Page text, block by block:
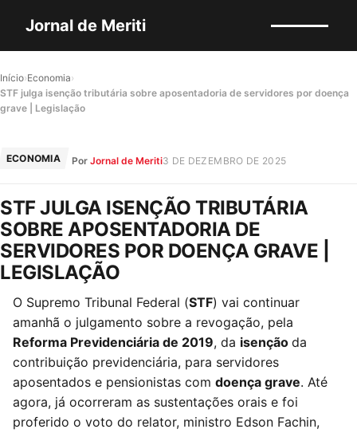
Jornal de Meriti
Início›Economia›
STF julga isenção tributária sobre aposentadoria de servidores por doença
grave | Legislação
ECONOMIA Por Jornal de Meriti3 DE DEZEMBRO DE 2025
STF JULGA ISENÇÃO TRIBUTÁRIA
SOBRE APOSENTADORIA DE
SERVIDORES POR DOENÇA GRAVE |
LEGISLAÇÃO
O Supremo Tribunal Federal (STF) vai continuar
amanhã o julgamento sobre a revogação, pela
Reforma Previdenciária de 2019, da isenção da
contribuição previdenciária, para servidores
aposentados e pensionistas com doença grave. Até
agora, já ocorreram as sustentações orais e foi
proferido o voto do relator, ministro Edson Fachin,